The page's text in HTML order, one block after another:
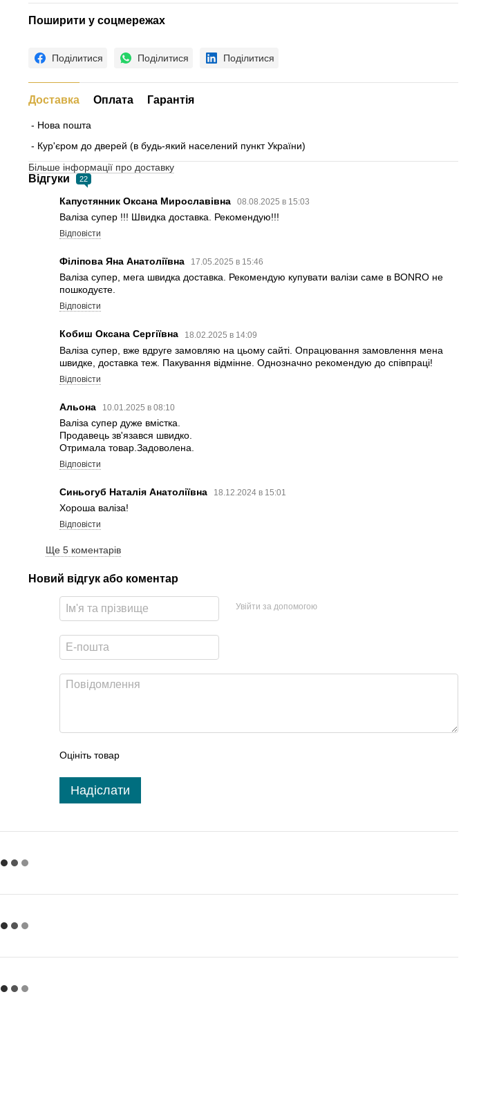
Поширити у соцмережах
Поділитися Поділитися Поділитися
Доставка Оплата Гарантія
- Нова пошта
- Кур'єром до дверей (в будь-який населений пункт України)
Більше інформації про доставку
Відгуки 22
Капустянник Оксана Мирославівна 08.08.2025 в 15:03
Валіза супер !!! Швидка доставка. Рекомендую!!!
Відповісти
Філіпова Яна Анатоліївна 17.05.2025 в 15:46
Валіза супер, мега швидка доставка. Рекомендую купувати валізи саме в BONRO не
пошкодуєте.
Відповісти
Кобиш Оксана Сергіївна 18.02.2025 в 14:09
Валіза супер, вже вдруге замовляю на цьому сайті. Опрацювання замовлення мена
швидке, доставка теж. Пакування відмінне. Однозначно рекомендую до співпраці!
Відповісти
Альона 10.01.2025 в 08:10
Валіза супер дуже вмістка.
Продавець зв'язався швидко.
Отримала товар.Задоволена.
Відповісти
Синьогуб Наталія Анатоліївна 18.12.2024 в 15:01
Хороша валіза!
Відповісти
Ще 5 коментарів
Новий відгук або коментар
Увійти за допомогою
Оцініть товар
Надіслати